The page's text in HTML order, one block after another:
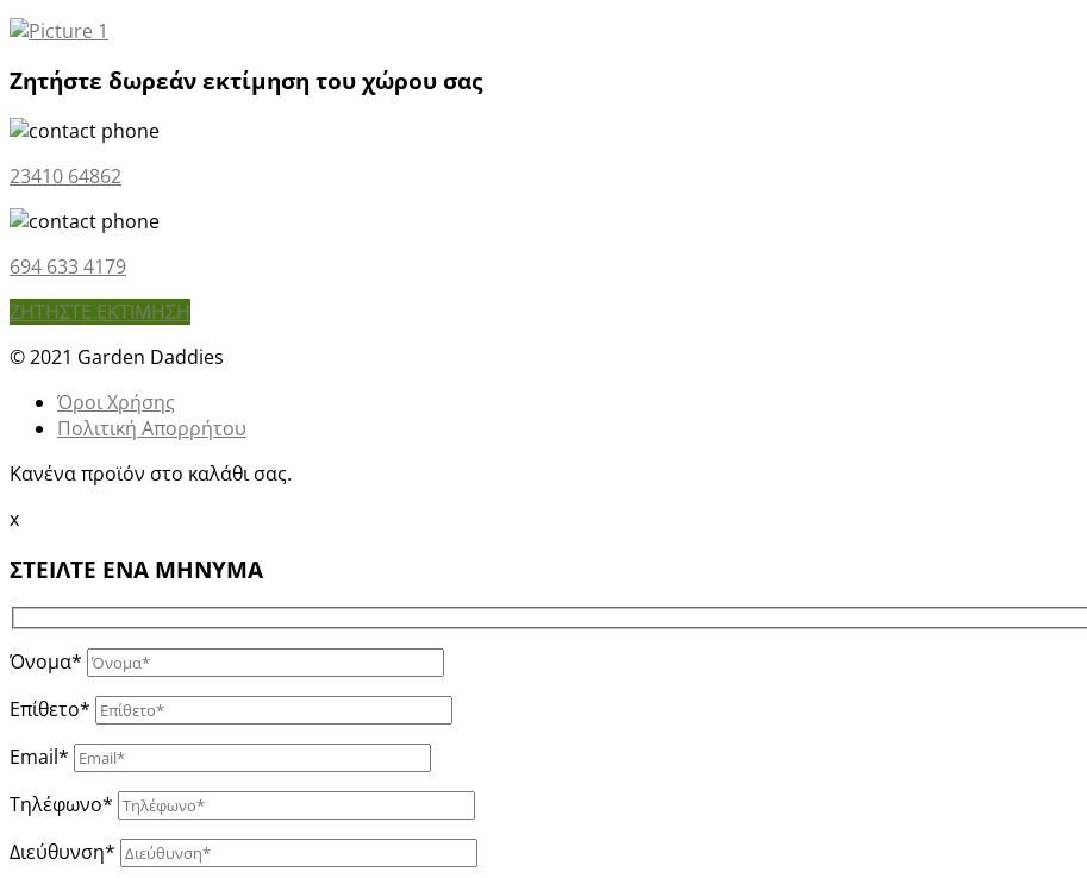
Ζητήστε δωρεάν εκτίμηση του χώρου σας
23410 64862
694 633 4179
ΖΗΤΗΣΤΕ ΕΚΤΙΜΗΣΗ
© 2021 Garden Daddies
Όροι Χρήσης
Πολιτική Απορρήτου
Κανένα προϊόν στο καλάθι σας.
x
ΣΤΕΙΛΤΕ ΕΝΑ ΜΗΝΥΜΑ
Όνομα*
Επίθετο*
Email*
Τηλέφωνο*
Διεύθυνση*